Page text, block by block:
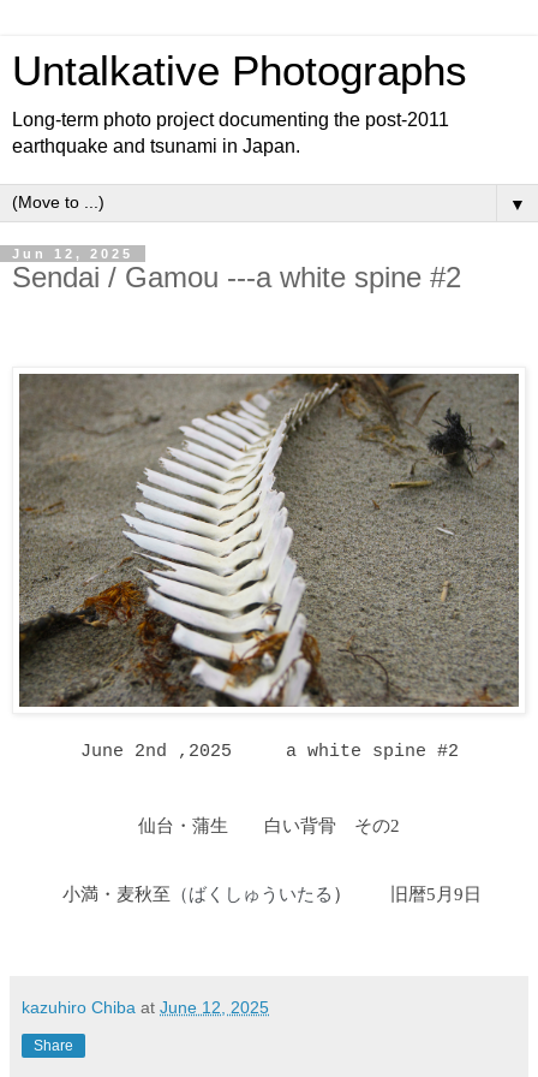
Untalkative Photographs
Long-term photo project documenting the post-2011
earthquake and tsunami in Japan.
▼
Jun 12, 2025
Sendai / Gamou ---a white spine #2
June 2nd ,2025 a white spine #2
仙台・蒲生 白い背骨 その2
小満・麦秋至（ばくしゅういたる ） 旧暦5月9日
kazuhiro Chiba at June 12, 2025
Share